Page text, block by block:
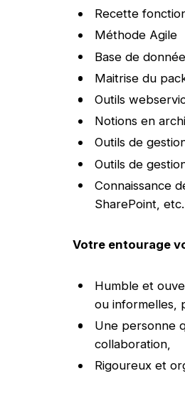
Recette
Méthode Agile
Base de
Maitrise du
Outils
Notions en
Outils de
Outils de
Connaissance
SharePoint, etc.
Votre entourage
Humble et
ou informelles,
Une personne
collaboration,
Rigoureux et